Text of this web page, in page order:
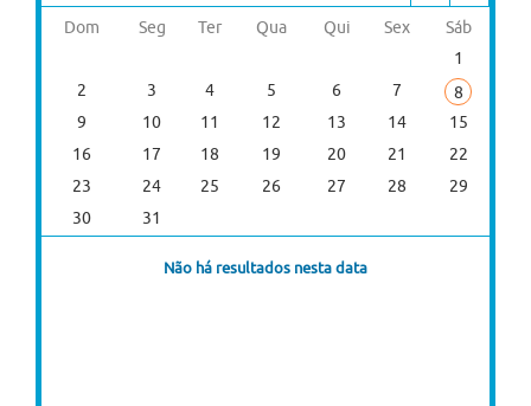
Dom Seg Ter Qua Qui Sex
Sáb
1
2
3 4 5 6 7
8
9
10 11 12 13 14
15
16
17 18 19 20 21
22
23
24 25 26 27 28
29
30
31
Não há resultados nesta data